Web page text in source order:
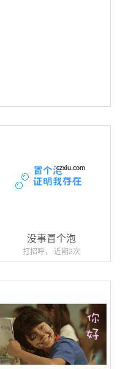
没事冒个泡
打招呼， 近期2次